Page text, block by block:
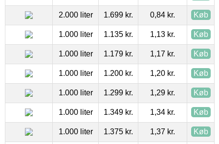
2.000 liter 1.699 kr. 0,84 kr. Køb
1.000 liter 1.135 kr. 1,13 kr. Køb
1.000 liter 1.179 kr. 1,17 kr. Køb
1.000 liter 1.200 kr. 1,20 kr. Køb
1.000 liter 1.299 kr. 1,29 kr. Køb
1.000 liter 1.349 kr. 1,34 kr. Køb
1.000 liter 1.375 kr. 1,37 kr. Køb